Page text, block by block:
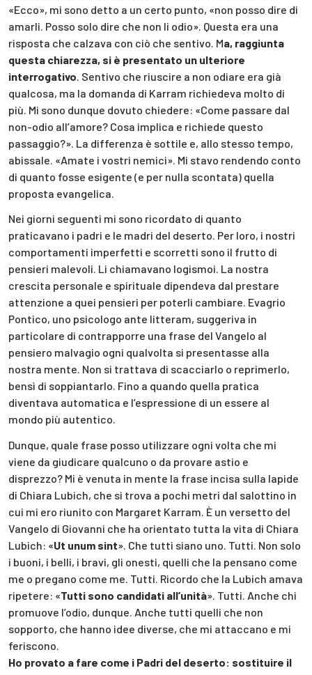
«Ecco», mi sono detto a un certo punto, «non posso dire di
amarli. Posso solo dire che non li odio». Questa era una
risposta che calzava con ciò che sentivo. Ma, raggiunta
questa chiarezza, si è presentato un ulteriore
interrogativo . Sentivo che riuscire a non odiare era già
qualcosa, ma la domanda di Karram richiedeva molto di
più. Mi sono dunque dovuto chiedere: «Come passare dal
non-odio all’amore? Cosa implica e richiede questo
passaggio?». La differenza è sottile e, allo stesso tempo,
abissale. «Amate i vostri nemici». Mi stavo rendendo conto
di quanto fosse esigente (e per nulla scontata) quella
proposta evangelica.
Nei giorni seguenti mi sono ricordato di quanto
praticavano i padri e le madri del deserto. Per loro, i nostri
comportamenti imperfetti e scorretti sono il frutto di
pensieri malevoli. Li chiamavano logismoi. La nostra
crescita personale e spirituale dipendeva dal prestare
attenzione a quei pensieri per poterli cambiare. Evagrio
Pontico, uno psicologo ante litteram, suggeriva in
particolare di contrapporre una frase del Vangelo al
pensiero malvagio ogni qualvolta si presentasse alla
nostra mente. Non si trattava di scacciarlo o reprimerlo,
bensì di soppiantarlo. Fino a quando quella pratica
diventava automatica e l’espressione di un essere al
mondo più autentico.
Dunque, quale frase posso utilizzare ogni volta che mi
viene da giudicare qualcuno o da provare astio e
disprezzo? Mi è venuta in mente la frase incisa sulla lapide
di Chiara Lubich, che si trova a pochi metri dal salottino in
cui mi ero riunito con Margaret Karram. È un versetto del
Vangelo di Giovanni che ha orientato tutta la vita di Chiara
Lubich: «Ut unum sint». Che tutti siano uno. Tutti. Non solo
i buoni, i belli, i bravi, gli onesti, quelli che la pensano come
me o pregano come me. Tutti. Ricordo che la Lubich amava
ripetere: «Tutti sono candidati all’unità». Tutti. Anche chi
promuove l’odio, dunque. Anche tutti quelli che non
sopporto, che hanno idee diverse, che mi attaccano e mi
feriscono.
Ho provato a fare come i Padri del deserto: sostituire il